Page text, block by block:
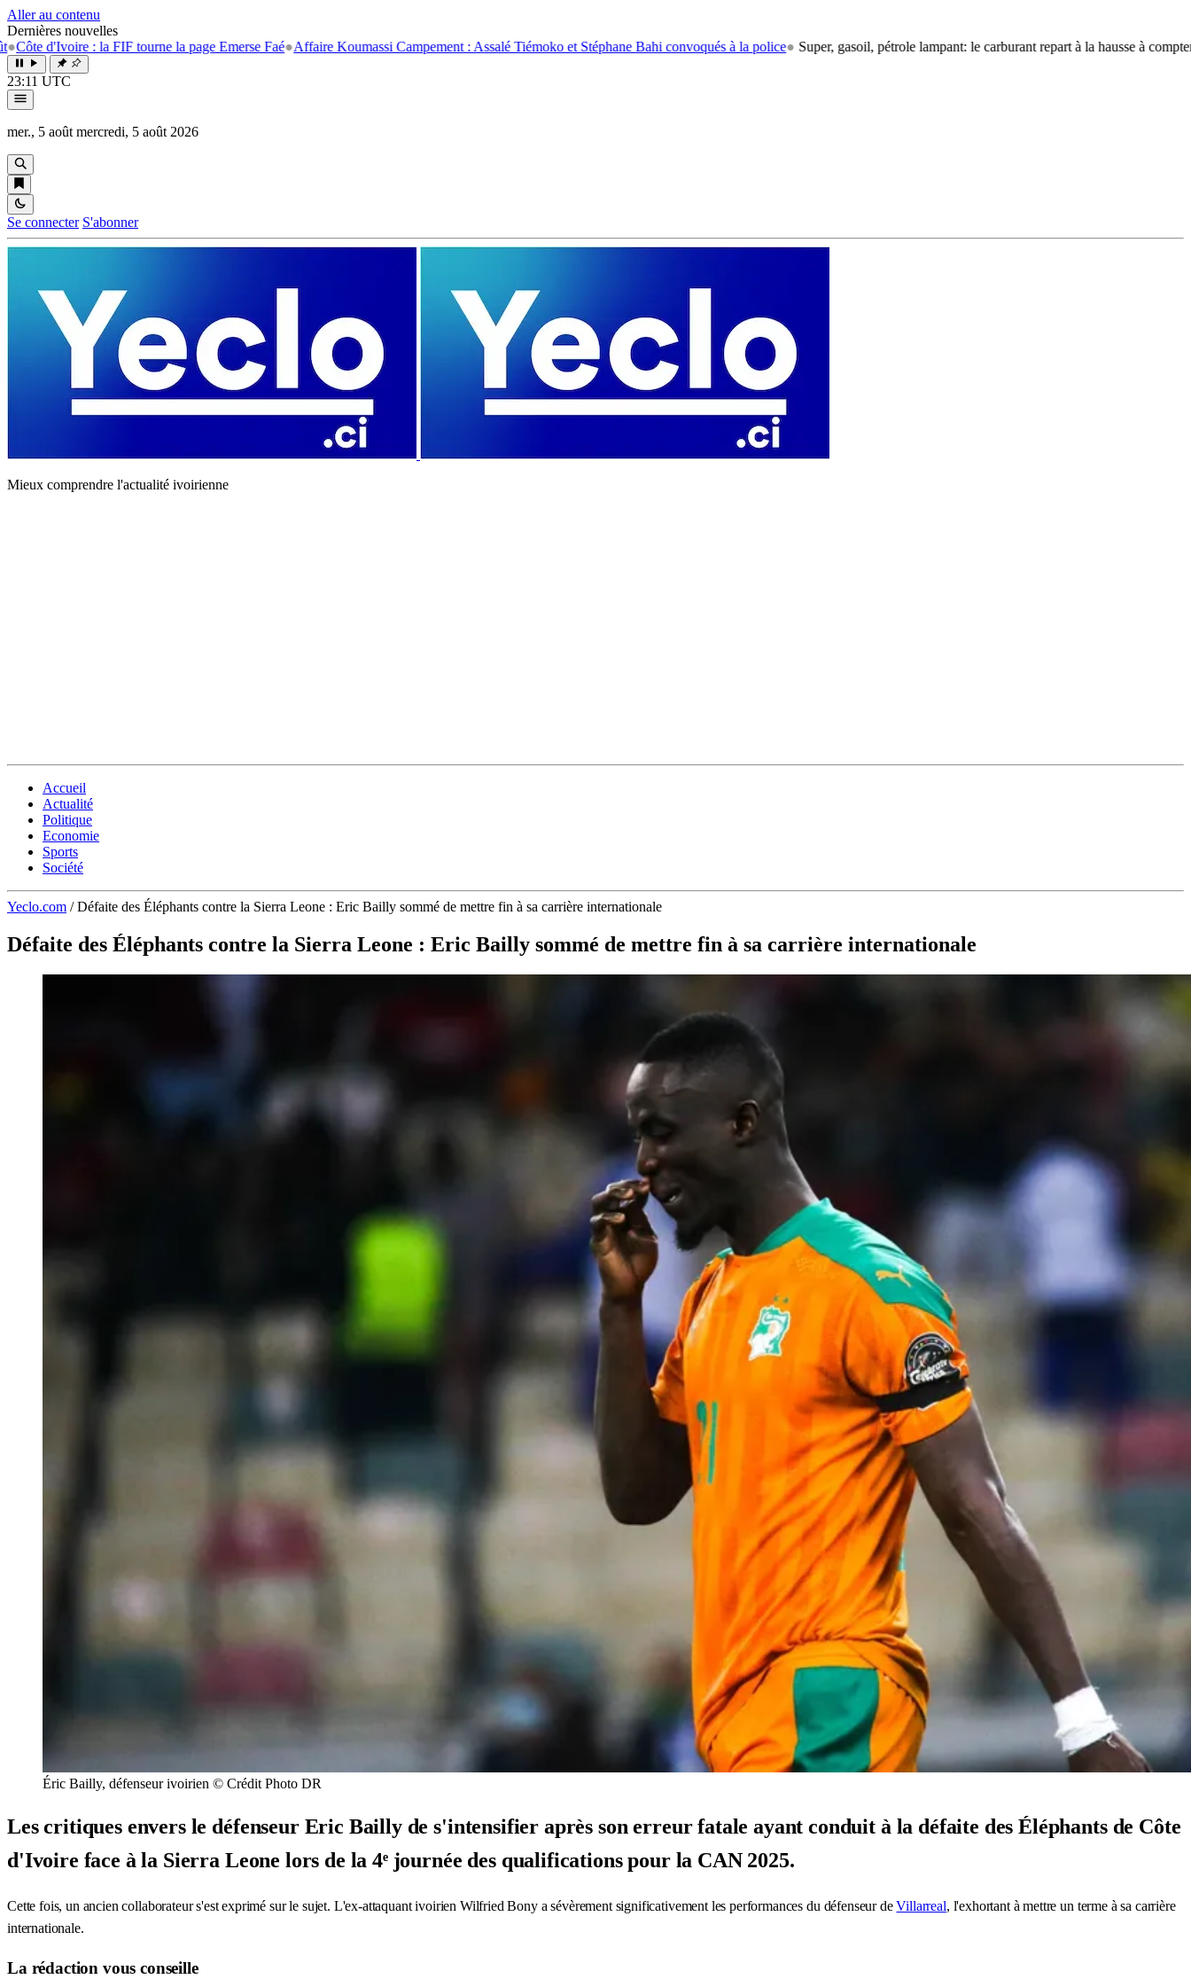
Aller au contenu
Dernières nouvelles
: la FIF tourne la page Emerse Faé●Affaire Koumassi Campement : Assalé Tiémoko et Stéphane Bahi convoqués à la police● Super, gasoil, pétrole lampant: le carburant repart à la hausse à compter du 1er
23:11 UTC
mer., 5 août mercredi, 5 août 2026
Se connecter S'abonner
Mieux comprendre l'actualité ivoirienne
Accueil
Actualité
Politique
Economie
Sports
Société
Yeclo.com / Défaite des Éléphants contre la Sierra Leone : Eric Bailly sommé de mettre fin à sa carrière internationale
Défaite des Éléphants contre la Sierra Leone : Eric Bailly sommé de mettre fin à sa carrière internationale
Éric Bailly, défenseur ivoirien © Crédit Photo DR
Les critiques envers le défenseur Eric Bailly de s'intensifier après son erreur fatale ayant conduit à la défaite des Éléphants de Côte
d'Ivoire face à la Sierra Leone lors de la 4ᵉ journée des qualifications pour la CAN 2025.
Cette fois, un ancien collaborateur s'est exprimé sur le sujet. L'ex-attaquant ivoirien Wilfried Bony a sévèrement significativement les performances du défenseur deVillarreal, l'exhortant à mettre un terme à sa carrière
internationale.
La rédaction vous conseille